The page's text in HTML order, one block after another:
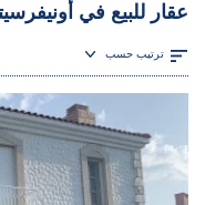
عقار للبيع في
ترتيب حسب